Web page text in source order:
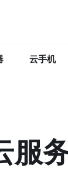
云手机
服